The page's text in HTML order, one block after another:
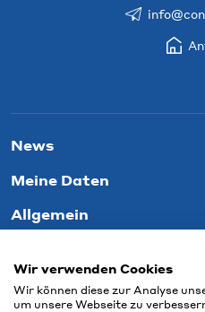
News
Meine Daten
Allgemein
Wir verwenden Cookies
Wir können diese zur Analyse
um unsere Webseite zu